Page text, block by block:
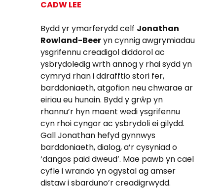
CADW LEE
Bydd yr ymarferydd celf Jonathan
Rowland-Beeryn cynnig awgrymiadau
ysgrifennu creadigol diddorol ac
ysbrydoledig wrth annog y rhai sydd yn
cymryd rhan i ddrafftio stori fer,
barddoniaeth, atgofion neu chwarae ar
eiriau eu hunain. Bydd y grŵp yn
rhannu’r hyn maent wedi ysgrifennu
cyn rhoi cyngor ac ysbrydoli ei gilydd.
Gall Jonathan hefyd gynnwys
barddoniaeth, dialog, a’r cysyniad o
‘dangos paid dweud’. Mae pawb yn cael
cyfle i wrando yn ogystal ag amser
distaw i sbarduno’r creadigrwydd.